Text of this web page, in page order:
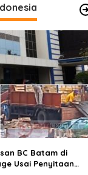
BC Batam di
Usai Penyitaan